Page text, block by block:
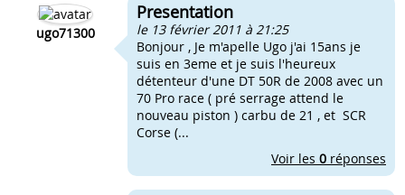
ugo71300
Presentation
le 13 février 2011 à 21:25
Bonjour , Je m'apelle Ugo j'ai 15ans je
suis en 3eme et je suis l'heureux
détenteur d'une DT 50R de 2008 avec un
70 Pro race ( pré serrage attend le
nouveau piston ) carbu de 21 , et SCR
Corse (...
Voir les 0 réponses